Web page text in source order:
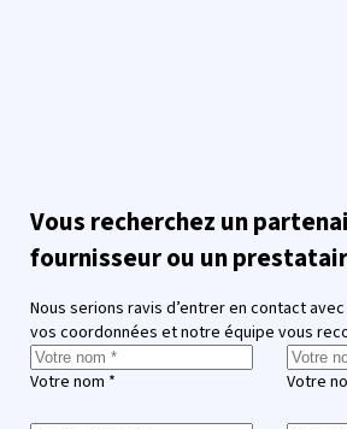
Vous recherchez un
fournisseur ou un
Nous serions ravis d’entrer en contact
vos coordonnées et notre équipe vous
Votre nom * Votre